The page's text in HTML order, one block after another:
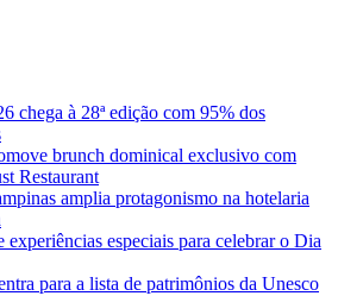
chega à 28ª edição com 95% dos
brunch dominical exclusivo com
Restaurant
amplia protagonismo na hotelaria
especiais para celebrar o Dia
para a lista de patrimônios da Unesco